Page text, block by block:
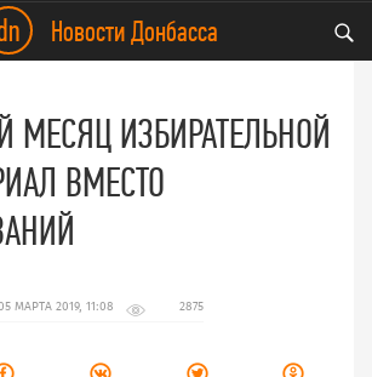
Новости Донбасса
МЕСЯЦ ИЗБИРАТЕЛЬНОЙ
ВМЕСТО
МАРТА 2019, 11:08 2875